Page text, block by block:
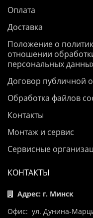
Оплата
Доставка
Положение о
отношении
персональных
Договор публичной
Обработка файлов
Контакты
Монтаж и сервис
Сервисные
КОНТАКТЫ
Адрес: г. Минск
Офис: ул. Дунина-